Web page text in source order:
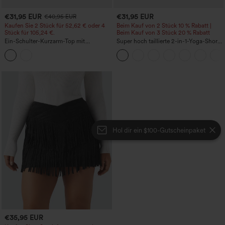
Hol dir ein $100-Gutscheinpaket
€31,95 EUR €40,95 EUR
Kaufen Sie 2 Stück für 52,62 € oder 4
Stück für 105,24 €.
Ein-Schulter-Kurzarm-Top mit
abgerundetem High-Low-Saum,
integriertem BH, gepunktet, lässig
€31,95 EUR
Beim Kauf von 2 Stück 10 % Rabatt |
Beim Kauf von 3 Stück 20 % Rabatt
Super hoch taillierte 2-in-1-Yoga-Shorts
mit Gesäßtasche und Seitentasche-
längere Länge
€35,95 EUR